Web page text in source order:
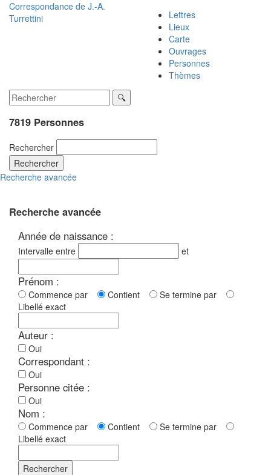
Correspondance de J.-A.
Turrettini
Lettres
Lieux
Carte
Ouvrages
Personnes
Thèmes
7819 Personnes
Rechercher
Rechercher
Recherche avancée
Recherche avancée
Année de naissance :
Intervalle entre et
Prénom :
Commence par Contient
Se termine par
Libellé exact
Auteur :
Oui
Correspondant :
Oui
Personne citée :
Oui
Nom :
Commence par Contient
Se termine par
Libellé exact
Rechercher